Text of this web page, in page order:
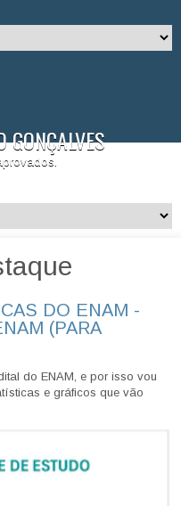
GONÇALVES
DO ENAM -
(PARA
do ENAM, e por isso vou
e gráficos que vão